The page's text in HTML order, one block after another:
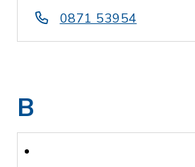
0871 53954
B